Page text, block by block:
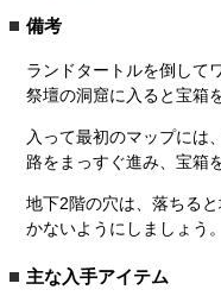
備考
ランドタートルを倒して
祭壇の洞窟に入ると宝箱
入って最初のマップには
路をまっすぐ進み、宝箱
地下2階の穴は、落ちる
かないようにしましょう。
主な入手アイテム